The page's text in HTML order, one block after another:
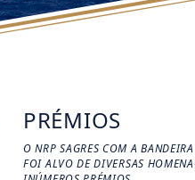
PRÉMIOS
O NRP SAGRES COM A
FOI ALVO DE DIVERSAS